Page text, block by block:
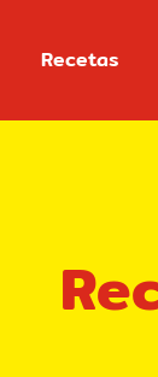
Recetas